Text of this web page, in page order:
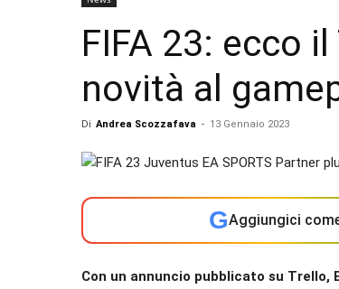
FIFA 23: ecco
novità al
Di Andrea Scozzafava - 13 Gennaio 2023
GAggiungici
Con un annuncio pubblicato su